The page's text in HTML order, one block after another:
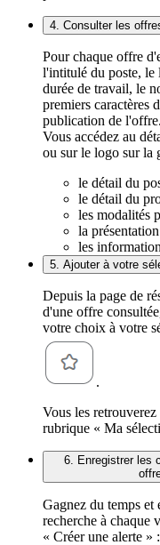
4. Consulter les
Pour chaque offre
l'intitulé du poste, le
durée de travail, le
premiers caractères
publication de l'offre.
Vous accédez au
ou sur le logo sur la
le détail du
le détail du
les modalités
la
les
5. Ajouter à votre
Depuis la page de
d'une offre
votre choix à votre
.
Vous les
rubrique « Ma
6. Enregistrer les
Gagnez du temps et
recherche à chaque
« Créer une alerte » :